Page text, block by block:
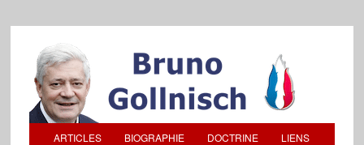
ARTICLES BIOGRAPHIE DOCTRINE LIENS